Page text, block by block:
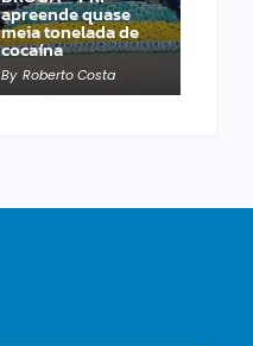
apreende quase
meia tonelada de
cocaína
By Roberto Costa